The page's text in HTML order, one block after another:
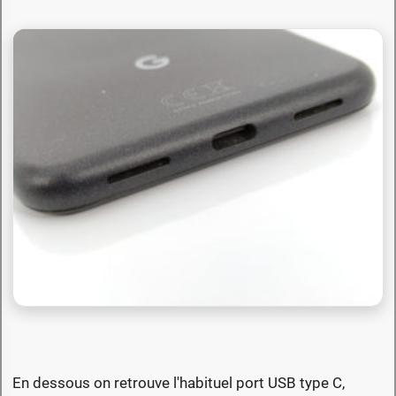
En dessous on retrouve l'habituel port USB type C,